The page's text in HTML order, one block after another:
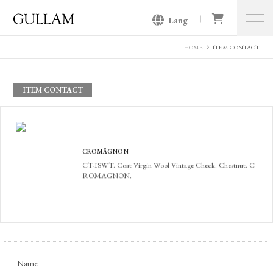
Lang
HOME ITEM CONTACT
ITEM CONTACT
CROMÄGNON
CT-ISWT. Coat Virgin Wool Vintage Check. Chestnut. C
ROMAGNON.
Name